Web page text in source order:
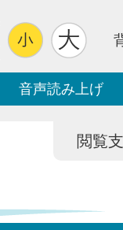
音声読み上げ
閲覧